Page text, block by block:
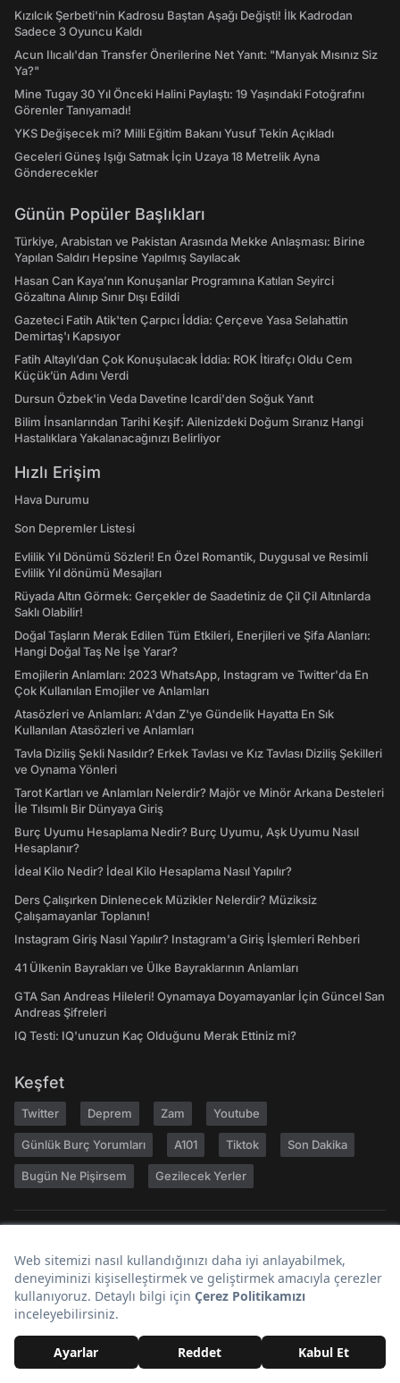
Kızılcık Şerbeti'nin Kadrosu Baştan Aşağı Değişti! İlk Kadrodan
Sadece 3 Oyuncu Kaldı
Acun Ilıcalı'dan Transfer Önerilerine Net Yanıt: "Manyak Mısınız Siz
Ya?"
Mine Tugay 30 Yıl Önceki Halini Paylaştı: 19 Yaşındaki Fotoğrafını
Görenler Tanıyamadı!
YKS Değişecek mi? Milli Eğitim Bakanı Yusuf Tekin Açıkladı
Geceleri Güneş Işığı Satmak İçin Uzaya 18 Metrelik Ayna
Gönderecekler
Günün Popüler Başlıkları
Türkiye, Arabistan ve Pakistan Arasında Mekke Anlaşması: Birine
Yapılan Saldırı Hepsine Yapılmış Sayılacak
Hasan Can Kaya’nın Konuşanlar Programına Katılan Seyirci
Gözaltına Alınıp Sınır Dışı Edildi
Gazeteci Fatih Atik'ten Çarpıcı İddia: Çerçeve Yasa Selahattin
Demirtaş'ı Kapsıyor
Fatih Altaylı’dan Çok Konuşulacak İddia: ROK İtirafçı Oldu Cem
Küçük’ün Adını Verdi
Dursun Özbek'in Veda Davetine Icardi'den Soğuk Yanıt
Bilim İnsanlarından Tarihi Keşif: Ailenizdeki Doğum Sıranız Hangi
Hastalıklara Yakalanacağınızı Belirliyor
Hızlı Erişim
Hava Durumu
Son Depremler Listesi
Evlilik Yıl Dönümü Sözleri! En Özel Romantik, Duygusal ve Resimli
Evlilik Yıl dönümü Mesajları
Rüyada Altın Görmek: Gerçekler de Saadetiniz de Çil Çil Altınlarda
Saklı Olabilir!
Doğal Taşların Merak Edilen Tüm Etkileri, Enerjileri ve Şifa Alanları:
Hangi Doğal Taş Ne İşe Yarar?
Emojilerin Anlamları: 2023 WhatsApp, Instagram ve Twitter'da En
Çok Kullanılan Emojiler ve Anlamları
Atasözleri ve Anlamları: A'dan Z'ye Gündelik Hayatta En Sık
Kullanılan Atasözleri ve Anlamları
Tavla Diziliş Şekli Nasıldır? Erkek Tavlası ve Kız Tavlası Diziliş Şekilleri
ve Oynama Yönleri
Tarot Kartları ve Anlamları Nelerdir? Majör ve Minör Arkana Desteleri
İle Tılsımlı Bir Dünyaya Giriş
Burç Uyumu Hesaplama Nedir? Burç Uyumu, Aşk Uyumu Nasıl
Hesaplanır?
İdeal Kilo Nedir? İdeal Kilo Hesaplama Nasıl Yapılır?
Ders Çalışırken Dinlenecek Müzikler Nelerdir? Müziksiz
Çalışamayanlar Toplanın!
Instagram Giriş Nasıl Yapılır? Instagram'a Giriş İşlemleri Rehberi
41 Ülkenin Bayrakları ve Ülke Bayraklarının Anlamları
GTA San Andreas Hileleri! Oynamaya Doyamayanlar İçin Güncel San
Andreas Şifreleri
IQ Testi: IQ'unuzun Kaç Olduğunu Merak Ettiniz mi?
Keşfet
Twitter Deprem Zam Youtube
Günlük Burç Yorumları A101 Tiktok Son Dakika
Bugün Ne Pişirsem Gezilecek Yerler
Geri Bildirim
Gizlilik Politikası
Topluluk Kuralları
Kullanıcı Sözleşmesi
Yayın İlkeleri
Künye